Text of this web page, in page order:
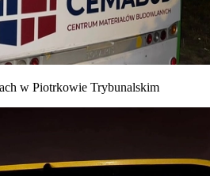
w Piotrkowie Trybunalskim